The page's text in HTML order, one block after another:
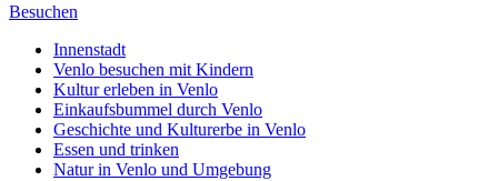
Besuchen
Innenstadt
Venlo besuchen mit Kindern
Kultur erleben in Venlo
Einkaufsbummel durch Venlo
Geschichte und Kulturerbe in Venlo
Essen und trinken
Natur in Venlo und Umgebung